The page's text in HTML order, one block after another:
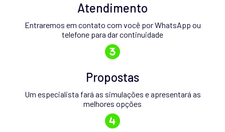
Atendimento
Entraremos em contato com você por WhatsApp ou
telefone para dar continuidade
Propostas
Um especialista fará as simulações e apresentará as
melhores opções